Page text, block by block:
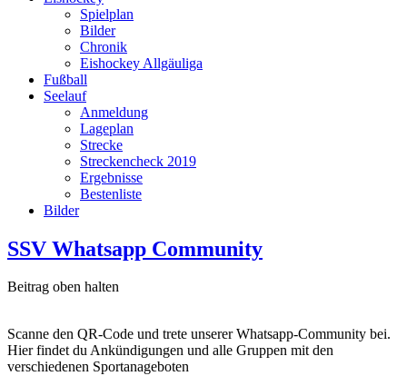
Spielplan
Bilder
Chronik
Eishockey Allgäuliga
Fußball
Seelauf
Anmeldung
Lageplan
Strecke
Streckencheck 2019
Ergebnisse
Bestenliste
Bilder
SSV Whatsapp Community
Beitrag oben halten
Scanne den QR-Code und trete unserer Whatsapp-Community bei.
Hier findet du Ankündigungen und alle Gruppen mit den
verschiedenen Sportanageboten